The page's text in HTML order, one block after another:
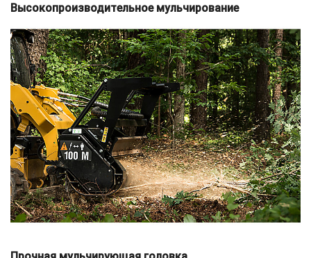
Высокопроизводительное мульчирование